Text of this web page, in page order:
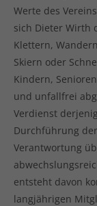
Werte des
sich Dieter Wirth
Klettern,
Skiern oder
Kindern,
und unfallfrei
Verdienst
Durchführung
Verantwortung
entsteht davon
langjährigen